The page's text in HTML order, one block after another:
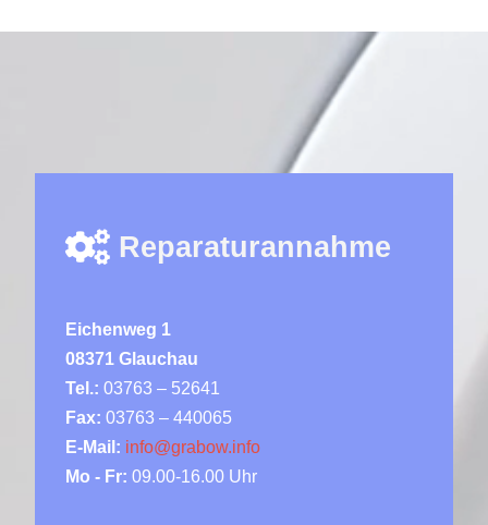
Reparaturannahme
Eichenweg 1
08371 Glauchau
Tel.: 03763 – 52641
Fax: 03763 – 440065
E-Mail: info@grabow.info
Mo - Fr: 09.00-16.00 Uhr